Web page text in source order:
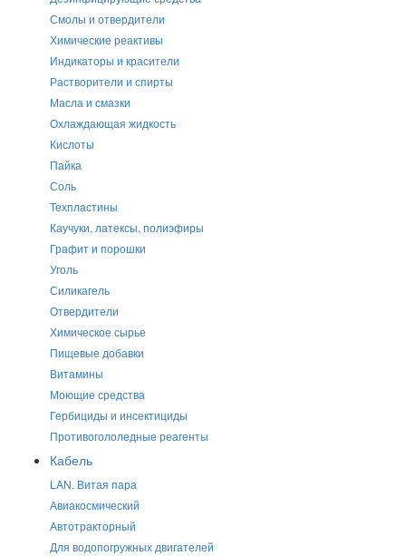
Смолы и отвердители
Химические реактивы
Индикаторы и красители
Растворители и спирты
Масла и смазки
Охлаждающая жидкость
Кислоты
Пайка
Соль
Техпластины
Каучуки, латексы, полиэфиры
Графит и порошки
Уголь
Силикагель
Отвердители
Химическое сырье
Пищевые добавки
Витамины
Моющие средства
Гербициды и инсектициды
Противогололедные реагенты
Кабель
LAN. Витая пара
Авиакосмический
Автотракторный
Для водопогружных двигателей